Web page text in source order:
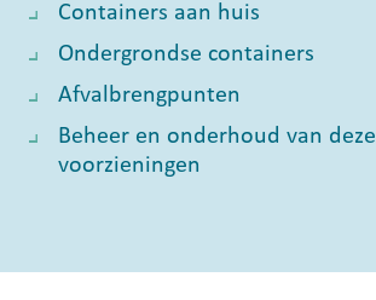
Containers aan huis
Ondergrondse containers
Afvalbrengpunten
Beheer en onderhoud van deze
voorzieningen